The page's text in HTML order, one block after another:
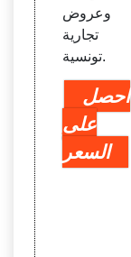
وعروض
تجارية
تونسية.
احصل
على
السعر